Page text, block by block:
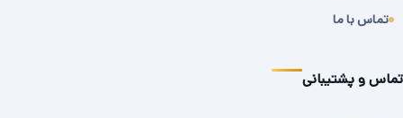
تماس با ما
تماس و پشتیبانی